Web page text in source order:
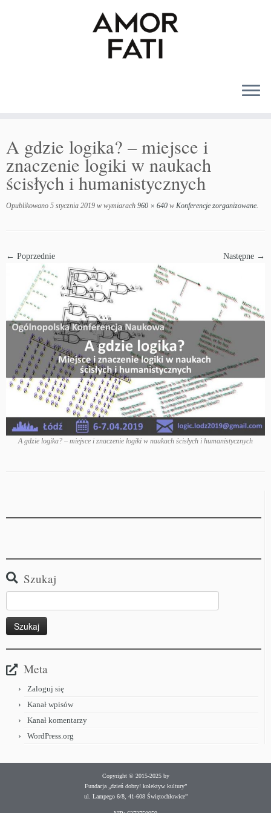
A gdzie logika? – miejsce i
znaczenie logiki w naukach
ścisłych i humanistycznych
Opublikowano 5 stycznia 2019 w wymiarach 960 × 640 w Konferencje zorganizowane.
← Poprzednie Następne →
A gdzie logika? – miejsce i znaczenie logiki w naukach ścisłych i humanistycznych
Szukaj
Meta
Zaloguj się
Kanał wpisów
Kanał komentarzy
WordPress.org
Copyright © 2015-2025 by
Fundacja „dzień dobry! kolektyw kultury”
ul. Lampego 6/8, 41-608 Świętochłowice”